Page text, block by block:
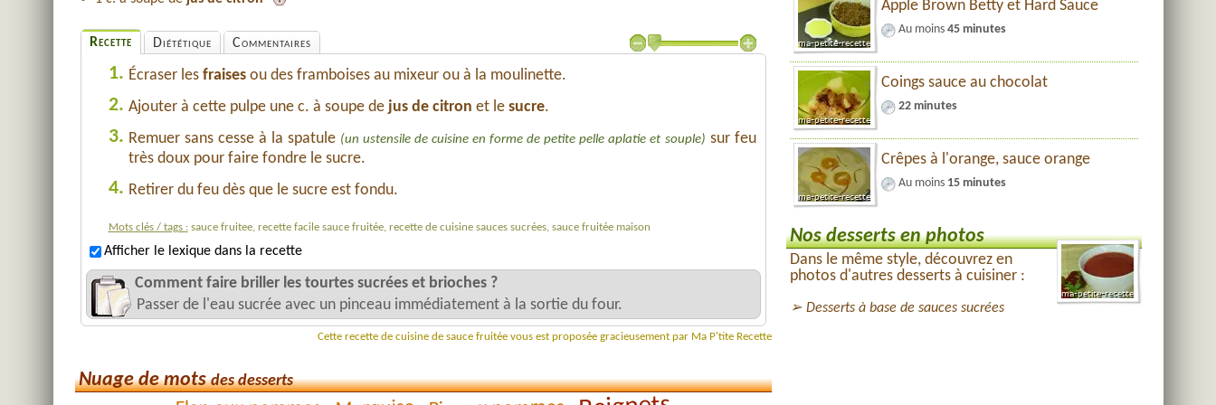
Recette Diététique Commentaires
1. Écraser les fraisesou des framboises au mixeur ou à la moulinette.
2. Ajouter à cette pulpe une c. à soupe de jus de citron et le sucre.
3. Remuer sans cesse à la spatule (un ustensile de cuisine en forme de petite pelle aplatie et souple) sur feu
très doux pour faire fondre le sucre.
4. Retirer du feu dès que le sucre est fondu.
Mots clés / tags : sauce fruitee, recette facile sauce fruitée, recette de cuisine sauces sucrées, sauce fruitée maison
Afficher le lexique dans la recette
Comment faire briller les tourtes sucrées et brioches ?
Passer de l'eau sucrée avec un pinceau immédiatement à la sortie du four.
Cette recette de cuisine de sauce fruitée vous est proposée gracieusement par Ma P'tite Recette
Nuage de motsdes desserts
Apple Brown Betty et Hard Sauce
Au moins 45 minutes
Coings sauce au chocolat
22 minutes
Crêpes à l'orange, sauce orange
Au moins 15 minutes
Nos desserts en photos
Dans le même style, découvrez en
photos d'autres desserts à cuisiner :
Desserts à base de sauces sucrées